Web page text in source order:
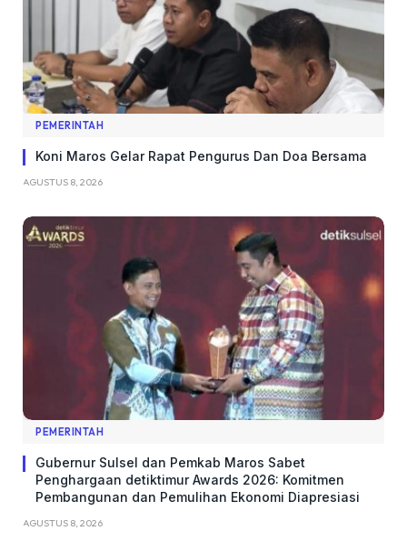
PEMERINTAH
Koni Maros Gelar Rapat Pengurus Dan Doa Bersama
AGUSTUS 8, 2026
PEMERINTAH
Gubernur Sulsel dan Pemkab Maros Sabet
Penghargaan detiktimur Awards 2026: Komitmen
Pembangunan dan Pemulihan Ekonomi Diapresiasi
AGUSTUS 8, 2026